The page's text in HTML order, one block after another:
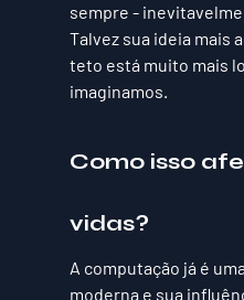
sempre -
Talvez sua ideia mais
teto está muito mais
imaginamos.
Como isso
vidas?
A computação já é
moderna e sua